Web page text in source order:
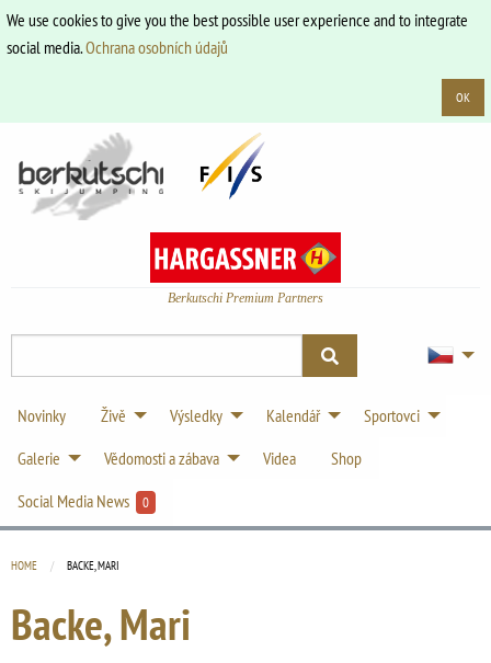
We use cookies to give you the best possible user experience and to integrate
social media.Ochrana osobních údajů
OK
Berkutschi Premium Partners
Novinky Živě Výsledky Kalendář
Sportovci
Galerie
Vědomosti a zábava Videa
Shop
Social Media News
0
HOME CURRENT:
BACKE, MARI
Backe, Mari